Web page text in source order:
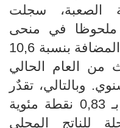
الصعبة، سجلت
ملحوظا في منحى
النمو حيث تطوٌرت القيمة المضافة بنسبة 10,6
من العام الحالي
وبالتالي، تقدٌر
مساهمة القطاع الفلاحي بـ 0,83 نقطة مئوية
للناتج المحلي